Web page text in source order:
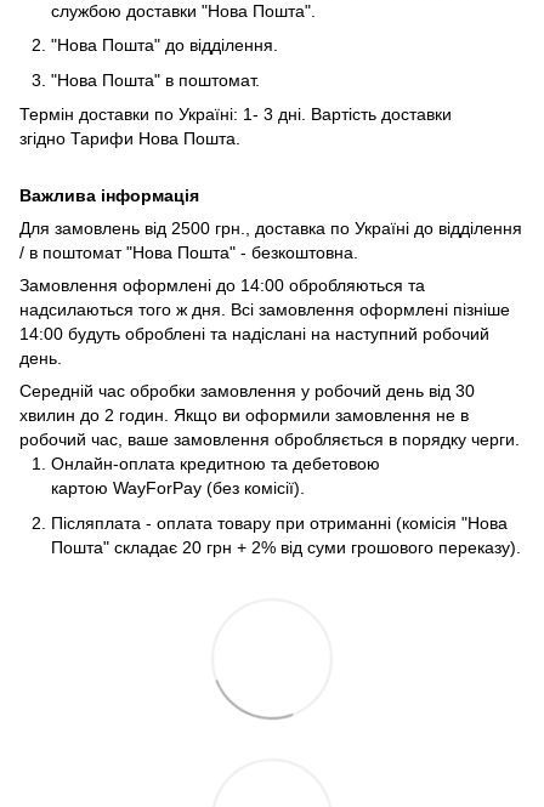
службою доставки "Нова Пошта".
"Нова Пошта" до відділення.
"Нова Пошта" в поштомат.
Термін доставки по Україні: 1- 3 дні. Вартість доставки
згідно Тарифи Нова Пошта
Важлива інформація
Для замовлень від 2500 грн., доставка по Україні до відділення
/ в поштомат "Нова Пошта" - безкоштовна.
Замовлення оформлені до 14:00 обробляються та
надсилаються того ж дня. Всі замовлення оформлені пізніше
14:00 будуть оброблені та надіслані на наступний робочий
день.
Середній час обробки замовлення у робочий день від 30
хвилин до 2 годин. Якщо ви оформили замовлення не в
робочий час, ваше замовлення обробляється в порядку черги.
Онлайн-оплата кредитною та дебетовою
картою WayForPay (без комісії).
Післяплата - оплата товару при отриманні (комісія "Нова
Пошта" складає 20 грн + 2% від суми грошового переказу).